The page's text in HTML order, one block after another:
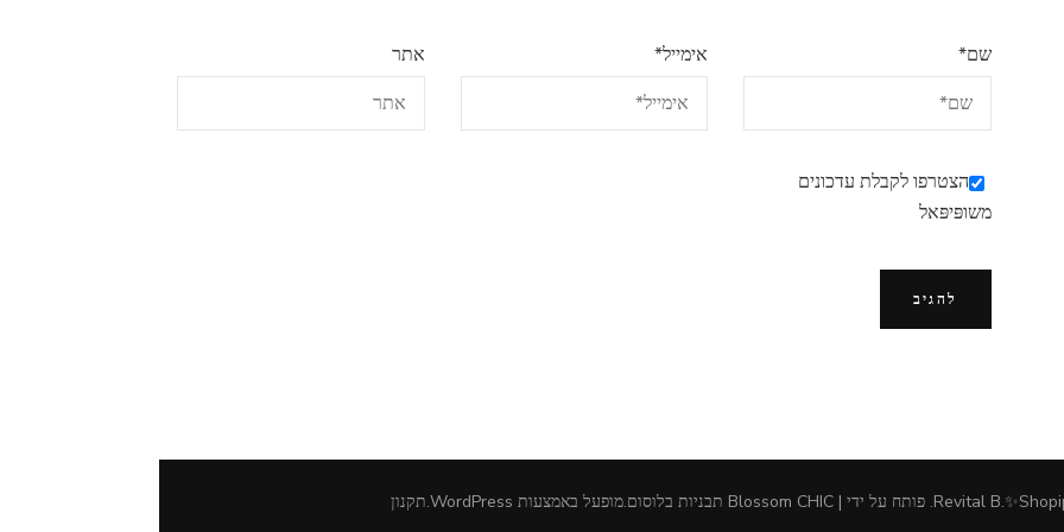
שם* אימייל* אתר
הצטרפו לקבלת עדכונים
משופּיפּאל
Revital
.פותח על ידי | Blossom CHIC תבניות בלוסום.מופעל באמצעות WordPress
.תקנון